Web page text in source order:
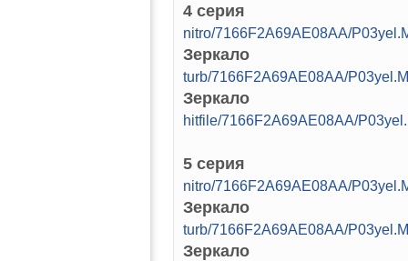
4 серия
nitro/7166F2A69AE08AA/
Зеркало
turb/7166F2A69AE08AA/
Зеркало
hitfile/7166F2A69AE08AA/
5 серия
nitro/7166F2A69AE08AA/
Зеркало
turb/7166F2A69AE08AA/
Зеркало